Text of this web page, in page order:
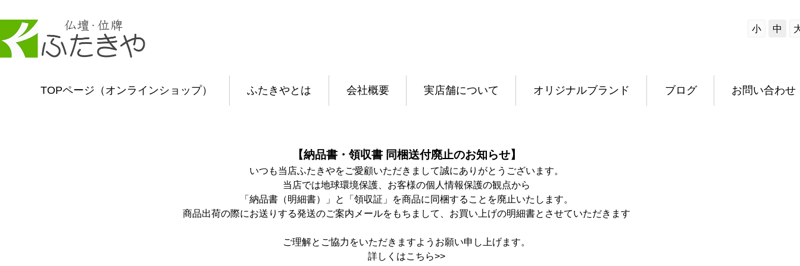
小 中
TOPページ（オンラインショップ） ふたきやとは 会社概要 実店舗について オリジナルブランド ブログ お問い合わせ
【納品書・領収書 同梱送付廃止のお知らせ】
いつも当店ふたきやをご愛顧いただきまして誠にありがとうございます。
当店では地球環境保護、お客様の個人情報保護の観点から
「納品書（明細書）」と「領収証」を商品に同梱することを廃止いたします。
商品出荷の際にお送りする発送のご案内メールをもちまして、お買い上げの明細書とさせていただきます
ご理解とご協力をいただきますようお願い申し上げます。
詳しくはこちら>>